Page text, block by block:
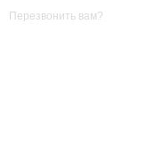
Перезвонить вам?